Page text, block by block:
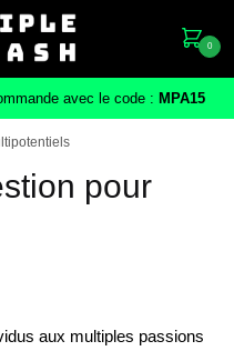
0
avec le code : MPA15
pour
aux multiples passions